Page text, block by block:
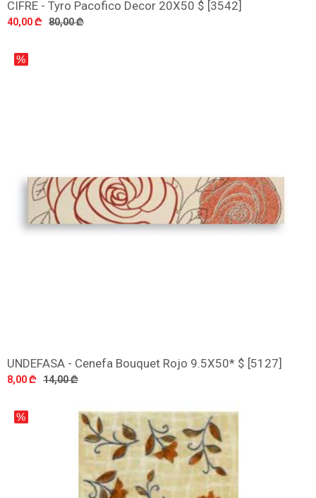
დამატება
CIFRE - Tyro Pacofico Decor 20X50 $ [3542]
40,00 ₾ 80,00 ₾
დამატება
UNDEFASA - Cenefa Bouquet Rojo 9.5X50* $ [5127]
8,00 ₾ 14,00 ₾